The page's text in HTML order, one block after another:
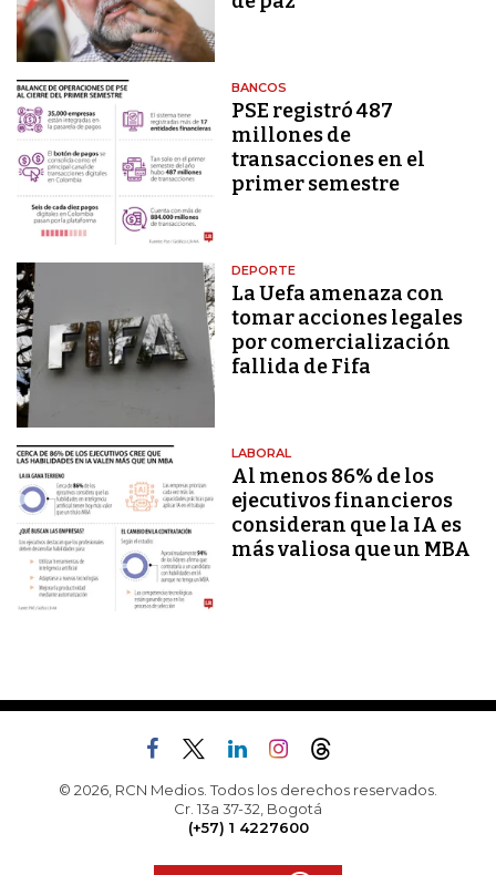
BANCOS
PSE registró 487
millones de
transacciones en el
primer semestre
DEPORTE
La Uefa amenaza con
tomar acciones legales
por comercialización
fallida de Fifa
LABORAL
Al menos 86% de los
ejecutivos financieros
consideran que la IA es
más valiosa que un MBA
© 2026, RCN Medios. Todos los derechos reservados.
Cr. 13a 37-32, Bogotá
(+57) 1 4227600